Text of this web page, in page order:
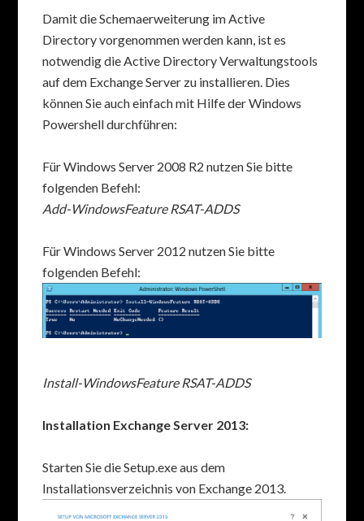
Damit die Schemaerweiterung im Active
Directory vorgenommen werden kann, ist es
notwendig die Active Directory Verwaltungstools
auf dem Exchange Server zu installieren. Dies
können Sie auch einfach mit Hilfe der Windows
Powershell durchführen:
Für Windows Server 2008 R2 nutzen Sie bitte
folgenden Befehl:
Add-WindowsFeature RSAT-ADDS
Für Windows Server 2012 nutzen Sie bitte
folgenden Befehl:
Install-WindowsFeature RSAT-ADDS
Installation Exchange Server 2013:
Starten Sie die Setup.exe aus dem
Installationsverzeichnis von Exchange 2013.